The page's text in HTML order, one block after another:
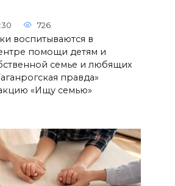
726
воспитываются в
помощи детям и
семье и любящих
правда»
«Ищу семью»